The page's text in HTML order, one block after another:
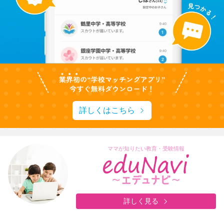
詳しくはこちら
ママが知りたい教育・受験情報
詳しく見る